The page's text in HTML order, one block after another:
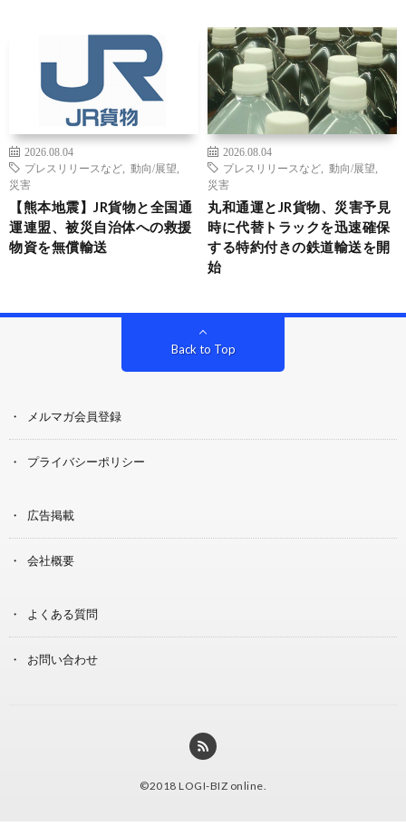
2026.08.04
プレスリリースなど
動向/展望
災害
【熊本地震】JR貨物と全国通
運連盟、被災自治体への救援
物資を無償輸送
2026.08.04
プレスリリースなど
動向/展望
災害
丸和通運とJR貨物、災害予見
時に代替トラックを迅速確保
する特約付きの鉄道輸送を開
始
Back to Top
メルマガ会員登録
プライバシーポリシー
広告掲載
会社概要
よくある質問
お問い合わせ
©2018 LOGI-BIZ online